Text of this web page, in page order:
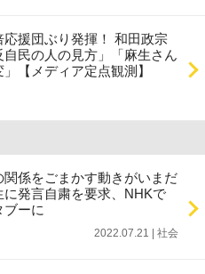
援団ぶり発揮！ 和田政宗
民の人の見方」「麻生さん
【メディア定点観測】
係をごまかす動きがいまだ
発言自粛を要求、NHKで
ブーに
2022.07.21 | 社会